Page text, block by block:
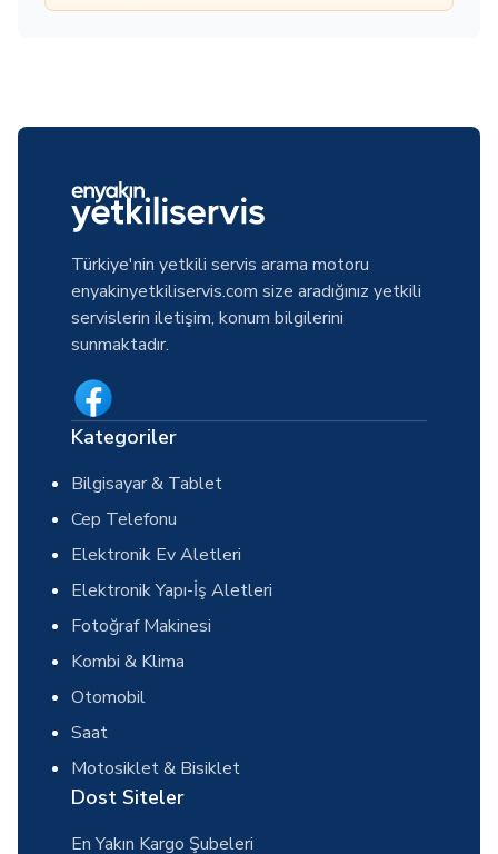
Türkiye'nin yetkili servis arama motoru
enyakinyetkiliservis.com size aradığınız yetkili
servislerin iletişim, konum bilgilerini
sunmaktadır.
Kategoriler
Bilgisayar & Tablet
Cep Telefonu
Elektronik Ev Aletleri
Elektronik Yapı-İş Aletleri
Fotoğraf Makinesi
Kombi & Klima
Otomobil
Saat
Motosiklet & Bisiklet
Dost Siteler
En Yakın Kargo Şubeleri